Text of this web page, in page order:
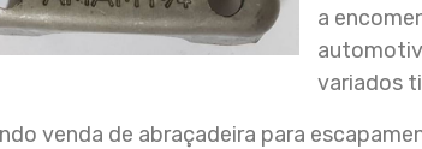
a
variados
venda de abraçadeira para